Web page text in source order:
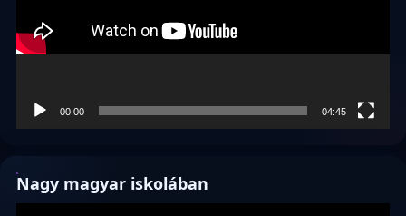
00:00 04:45
Nagy magyar iskolában